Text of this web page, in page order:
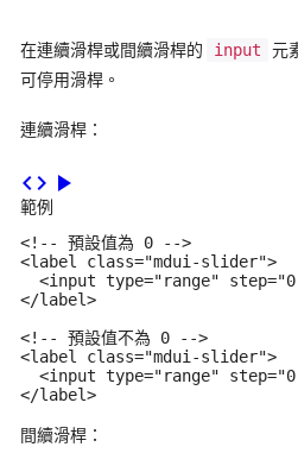
在連續滑桿或間續滑桿的 input 元
可停用滑桿。
連續滑桿：
code play_arrow
範例
<!-- 預設值為 0 -->
<label class="mdui-slider">
<input type="range"
</label>
<!-- 預設值不為 0 -->
<label class="mdui-slider">
<input type="range"
</label>
間續滑桿：